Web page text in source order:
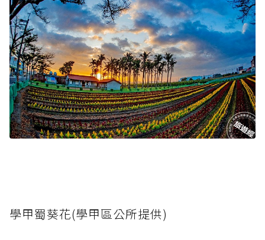
學甲蜀葵花(學甲區公所提供)